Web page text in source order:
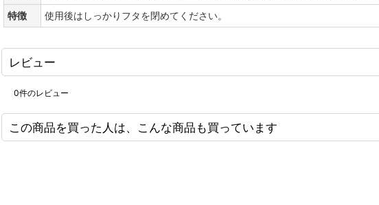
特徴
使用後はしっかりフタを閉めてください。
レビュー
0件のレビュー
この商品を買った人は、こんな商品も買っています